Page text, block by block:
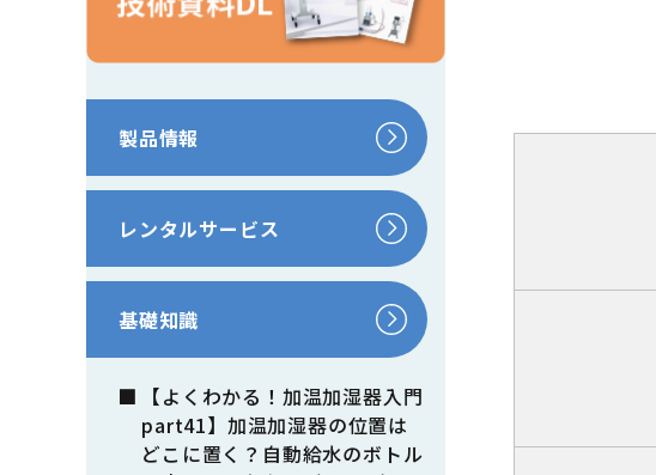
製品情報
レンタルサービス
基礎知識
【よくわかる！加温加湿器入門
part41】加温加湿器の位置は
どこに置く？自動給水のボトル